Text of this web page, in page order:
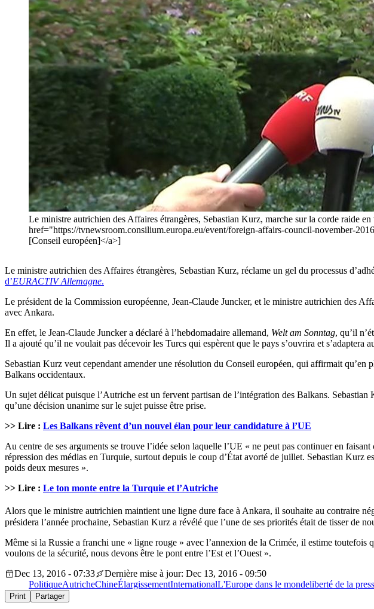
Le ministre autrichien des Affaires étrangères, Sebastian Kurz, marche sur la corde raide
href="https://tvnewsroom.consilium.europa.eu/event/foreign-affairs-council-november-
[Conseil européen]</a>]
Le ministre autrichien des Affaires étrangères, Sebastian Kurz, réclame un gel du processus
d’EURACTIV Allemagne.
Le président de la Commission européenne, Jean-Claude Juncker, et le ministre autrichien des
avec Ankara.
En effet, le Jean-Claude Juncker a déclaré à l’hebdomadaire allemand, Welt am Sonntag, qu’il
Il a ajouté qu’il ne voulait pas décevoir les Turcs qui espèrent que le pays s’ouvrira et
Sebastian Kurz veut cependant amender une résolution du Conseil européen, qui affirmait
Balkans occidentaux.
Un sujet délicat puisque l’Autriche est un fervent partisan de l’intégration des Balkans.
qu’une décision unanime sur le sujet puisse être prise.
>> Lire : Les Balkans rêvent d’un nouvel élan pour leur candidature à l’UE
Au centre de ses arguments se trouve l’idée selon laquelle l’UE « ne peut pas continuer en
répression des médias en Turquie, surtout depuis le coup d’État avorté de juillet. Sebastian Kurz
poids deux mesures ».
>> Lire : Le ton monte entre la Turquie et l’Autriche
Alors que le ministre autrichien maintient une ligne dure face à Ankara, il souhaite au contraire
présidera l’année prochaine, Sebastian Kurz a révélé que l’une de ses priorités était de tisser de
Même si la Russie a franchi une « ligne rouge » avec l’annexion de la Crimée, il estime
voulons de la sécurité, nous devons être le pont entre l’Est et l’Ouest ».
Dec 13, 2016 - 07:33
Dernière mise à jour: Dec 13, 2016 - 09:50
PolitiqueAutricheChineÉlargissementInternationalL'Europe dans le mondeliberté de la
Print Partager